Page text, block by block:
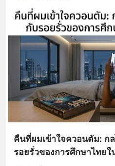
คืนที่ผมเข้าใจควอนตัม: ก
รอยรั่วของการศึกษาไทย